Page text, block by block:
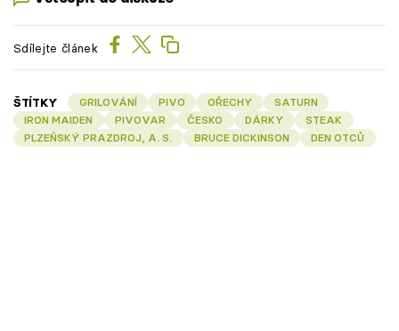
Sdílejte článek
ŠTÍTKY GRILOVÁNÍ PIVO OŘECHY
SATURN
IRON MAIDEN
PIVOVAR ČESKO DÁRKY
STEAK
PLZEŇSKÝ PRAZDROJ, A. S.
BRUCE DICKINSON DEN OTCŮ